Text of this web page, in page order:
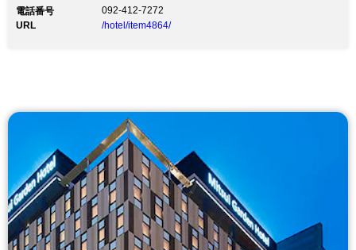
電話番号
092-412-7272
URL
/hotel/item4864/